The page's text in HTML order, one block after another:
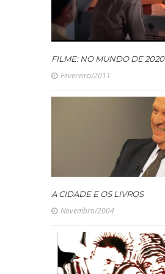
FILME: NO MUNDO DE 2020
Fevereiro/2011
A CIDADE E OS LIVROS
Novembro/2004